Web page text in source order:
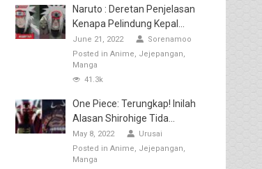
Naruto : Deretan Penjelasan
Kenapa Pelindung Kepal...
June 21, 2022
Sorenamoo
Posted in Anime
Jejepangan
Manga
41.3k
One Piece: Terungkap! Inilah
Alasan Shirohige Tida...
May 8, 2022
Urusai
Posted in Anime
Jejepangan
Manga